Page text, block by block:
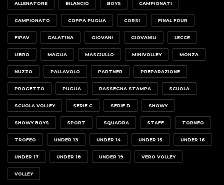
ALLENATORE BILANCIO BOYS CAMPIONATI
CAMPIONATO COPPA PUGLIA CORSI FINAL FOUR
FIPAV GALATINA GIOVANI GIOVANILI LECCE
LIBRO MAGLIA MASCIULLO MINIVOLLEY MONZA
NUZZO PALLAVOLO PARTNER PREPARAZIONE
PROGETTO PUGLIA RASSEGNA STAMPA SCUOLA
SCUOLA VOLLEY SERIE C SERIE D SHOWY
SHOWY BOYS SPORT SQUADRA STAFF TORNEO
TROFEO UNDER 13 UNDER 14 UNDER 15 UNDER 16
UNDER 17 UNDER 18 UNDER 19 VERO VOLLEY
VOLLEY